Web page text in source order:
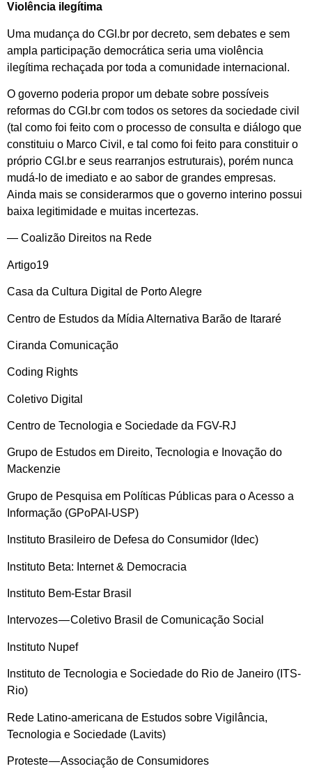
Violência ilegítima
Uma mudança do CGI.br por decreto, sem debates e sem
ampla participação democrática seria uma violência
ilegítima rechaçada por toda a comunidade internacional.
O governo poderia propor um debate sobre possíveis
reformas do CGI.br com todos os setores da sociedade civil
(tal como foi feito com o processo de consulta e diálogo que
constituiu o Marco Civil, e tal como foi feito para constituir o
próprio CGI.br e seus rearranjos estruturais), porém nunca
mudá-lo de imediato e ao sabor de grandes empresas.
Ainda mais se considerarmos que o governo interino possui
baixa legitimidade e muitas incertezas.
— Coalizão Direitos na Rede
Artigo19
Casa da Cultura Digital de Porto Alegre
Centro de Estudos da Mídia Alternativa Barão de Itararé
Ciranda Comunicação
Coding Rights
Coletivo Digital
Centro de Tecnologia e Sociedade da FGV-RJ
Grupo de Estudos em Direito, Tecnologia e Inovação do
Mackenzie
Grupo de Pesquisa em Políticas Públicas para o Acesso a
Informação (GPoPAI-USP)
Instituto Brasileiro de Defesa do Consumidor (Idec)
Instituto Beta: Internet & Democracia
Instituto Bem-Estar Brasil
Intervozes — Coletivo Brasil de Comunicação Social
Instituto Nupef
Instituto de Tecnologia e Sociedade do Rio de Janeiro (ITS-
Rio)
Rede Latino-americana de Estudos sobre Vigilância,
Tecnologia e Sociedade (Lavits)
Proteste — Associação de Consumidores